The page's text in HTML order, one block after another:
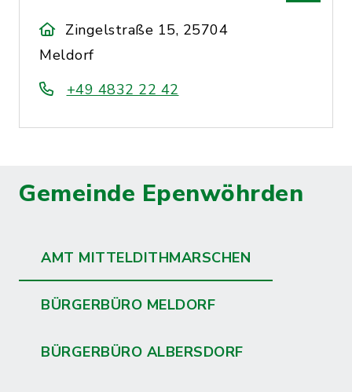
Zingelstraße 15, 25704
Meldorf
+49 4832 22 42
Gemeinde Epenwöhrden
AMT MITTELDITHMARSCHEN
BÜRGERBÜRO MELDORF
BÜRGERBÜRO ALBERSDORF